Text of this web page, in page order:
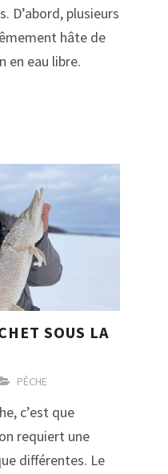
D’abord, plusieurs
hâte de
en eau libre.
SOUS LA
PÊCHE
c’est que
requiert une
différentes. Le